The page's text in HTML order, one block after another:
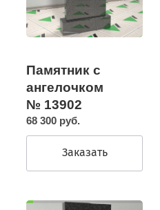
Памятник с
ангелочком
№ 13902
68 300 руб.
Заказать